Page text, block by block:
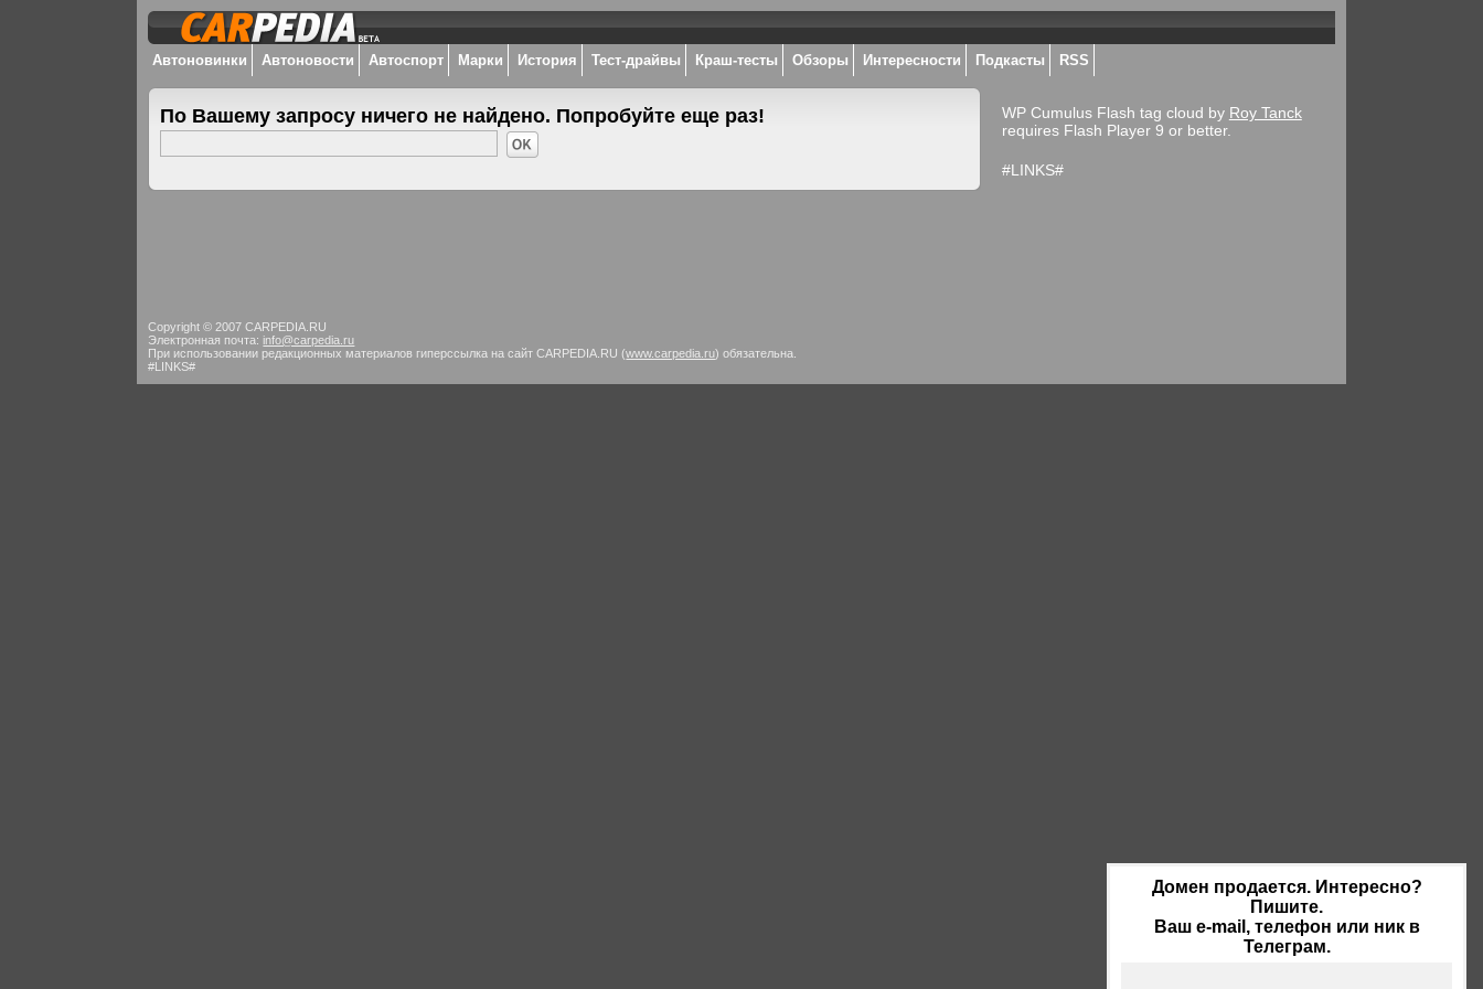
Автоновинки Автоновости Автоспорт Марки История Тест-драйвы Краш-тесты Обзоры Интересности Подкасты RSS
По Вашему запросу ничего не найдено. Попробуйте еще раз! WP Cumulus Flash tag cloud by Roy Tanck
requires Flash Player 9 or better.
#LINKS#
Copyright © 2007 CARPEDIA.RU
Электронная почта: info@carpedia.ru
При использовании редакционных материалов гиперссылка на сайт CARPEDIA.RU (www.carpedia.ru) обязательна.
#LINKS#
Домен продается. Интересно?
Пишите.
Ваш e-mail, телефон или ник в
Телеграм.